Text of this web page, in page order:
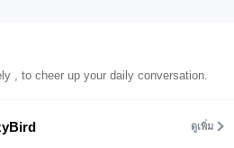
, to cheer up your daily conversation.
ดูเพิ่ม